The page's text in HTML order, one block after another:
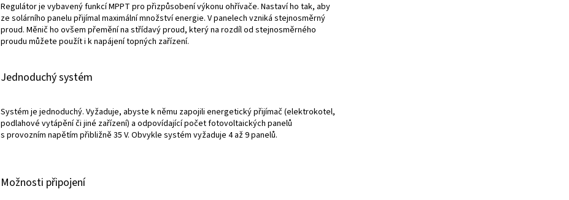
Regulátor je vybavený funkcí MPPT pro přizpůsobení výkonu ohřívače. Nastaví ho tak, aby
ze solárního panelu přijímal maximální množství energie. V panelech vzniká stejnosměrný
proud. Měnič ho ovšem přemění na střídavý proud, který na rozdíl od stejnosměrného
proudu můžete použít i k napájení topných zařízení.
Jednoduchý systém
Systém je jednoduchý. Vyžaduje, abyste k němu zapojili energetický přijímač (elektrokotel,
podlahové vytápění či jiné zařízení) a odpovídající počet fotovoltaických panelů
s provozním napětím přibližně 35 V. Obvykle systém vyžaduje 4 až 9 panelů.
Možnosti připojení